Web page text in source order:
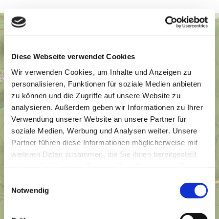
Diese Webseite verwendet Cookies
Wir verwenden Cookies, um Inhalte und Anzeigen zu
personalisieren, Funktionen für soziale Medien anbieten
zu können und die Zugriffe auf unsere Website zu
analysieren. Außerdem geben wir Informationen zu Ihrer
Verwendung unserer Website an unsere Partner für
soziale Medien, Werbung und Analysen weiter. Unsere
Partner führen diese Informationen möglicherweise mit
weiteren Daten zusammen, die Sie ihnen bereitgestellt
Notwendig